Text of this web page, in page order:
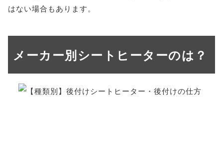
はない場合もあります。
メーカー別シートヒーターのは？